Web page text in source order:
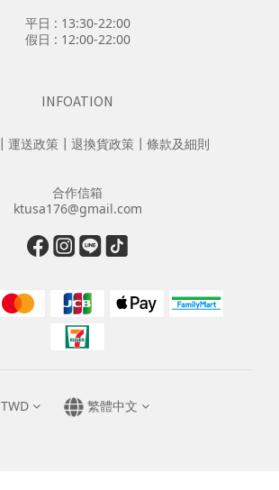
平日 : 13:30-22:00
假日 : 12:00-22:00
INFOATION
┃ 運送政策 ┃ 退換貨政策 ┃ 條款及細則
合作信箱
ktusa176@gmail.com
TWD 繁體中文